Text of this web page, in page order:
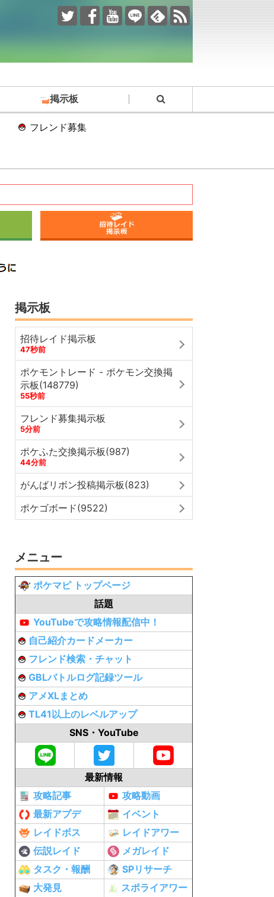
掲示板
フレンド募集
掲示板
招待レイド掲示板
47秒前
ポケモントレード - ポケモン交換掲
示板(148779)
55秒前
フレンド募集掲示板
5分前
ポケふた交換掲示板(987)
44分前
がんばリボン投稿掲示板(823)
ポケゴボード(9522)
メニュー
ポケマピ トップページ
話題
YouTubeで攻略情報配信中！
自己紹介カードメーカー
フレンド検索・チャット
GBLバトルログ記録ツール
アメXLまとめ
TL41以上のレベルアップ
SNS・YouTube
最新情報
攻略記事
攻略動画
最新アプデ
イベント
レイドボス
レイドアワー
伝説レイド
メガレイド
タスク・報酬
SPリサーチ
大発見
スポライアワー